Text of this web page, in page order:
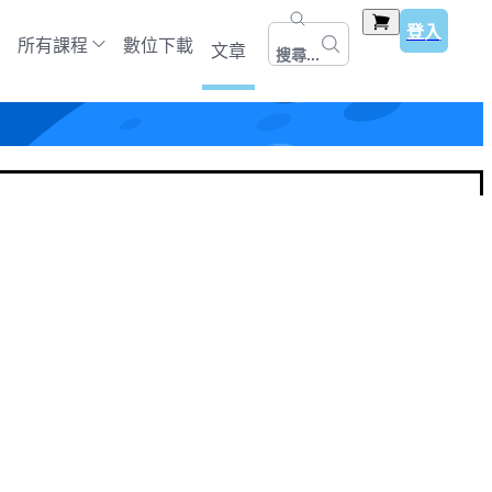
所有課程 數位下載 文章 搜尋...
登入